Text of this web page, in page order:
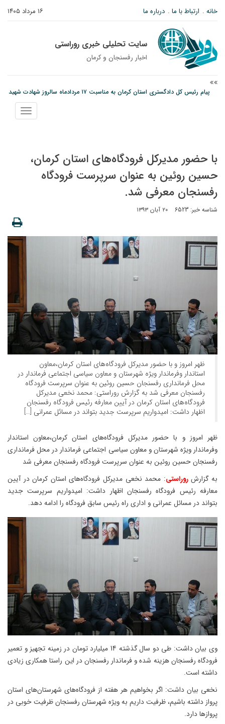
۱۶ مرداد ۱۴۰۵ خانه ارتباط با ما درباره ما
سایت تحلیلی خبری روراستی
اخبار رفسنجان و كرمان
پیام رئیس کل دادگستری استان کرمان به مناسبت ۱۷ مردادماه سالروز شهادت شهید
نمایش
منو
با حضور مدیرکل فرودگاه‌های استان کرمان،
حسین روئین به عنوان سرپرست فرودگاه
رفسنجان معرفی شد.
شناسه خبر: 6523 ۲۰ آبان ۱۳۹۳
ظهر امروز و با حضور مدیرکل فرودگاه‌های استان کرمان،معاون
استاندار وفرماندار ویژه شهرستان و معاون سیاسی اجتماعی فرماندار در
محل فرمانداری رفسنجان حسین روئین به عنوان سرپرست فرودگاه
رفسنجان معرفی شد به گزارش روراستی: محمد نخعی مدیرکل
فرودگاه‌های استان کرمان در آیین معارفه رئیس فرودگاه رفسنجان
اظهار داشت: امیدواریم سرپرست جدید بتواند در مسائل عمرانی […]
ظهر امروز و با حضور مدیرکل فرودگاه‌های استان کرمان،معاون استاندار
وفرماندار ویژه شهرستان و معاون سیاسی اجتماعی فرماندار در محل فرمانداری
رفسنجان حسین روئین به عنوان سرپرست فرودگاه رفسنجان معرفی شد
به گزارشروراستی: محمد نخعی مدیرکل فرودگاه‌های استان کرمان در آیین
معارفه رئیس فرودگاه رفسنجان اظهار داشت: امیدواریم سرپرست جدید
بتواند در مسائل عمرانی و اداری راه رئیس سابق فرودگاه را ادامه دهد.
وی بیان داشت: طی دو سال گذشته 14 میلیارد تومان در زمینه تجهیز و تعمیر
فرودگاه رفسنجان هزینه شده و فرماندار رفسنجان در این راستا همکاری زیادی
داشته است.
نخعی بیان داشت: اگر بخواهیم هر هفته از فرودگاه‌های شهرستان‌های استان
پرواز داشته باشیم، ظرفیت داریم به ویژه شهرستان رفسنجان ظرفیت خوبی در
پروازها دارد.